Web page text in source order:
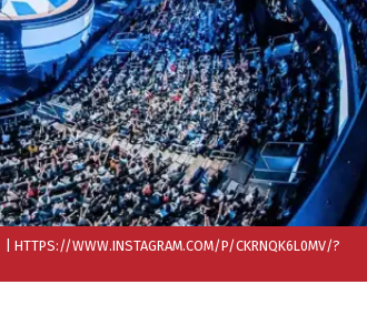
| HTTPS://WWW.INSTAGRAM.COM/P/CKRNQK6L0MV/?